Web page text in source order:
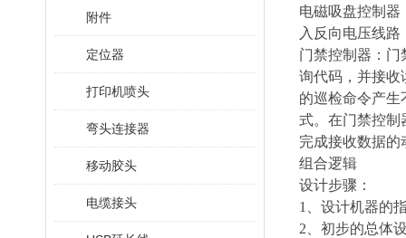
附件
定位器
打印机喷头
弯头连接器
移动胶头
电缆接头
电磁吸盘控制器
入反向电压线
门禁控制器：
询代码，并接收
的巡检命令产
式。在门禁控制
完成接收数据
组合逻辑
设计步骤：
1、设计机器的
2、初步的总体